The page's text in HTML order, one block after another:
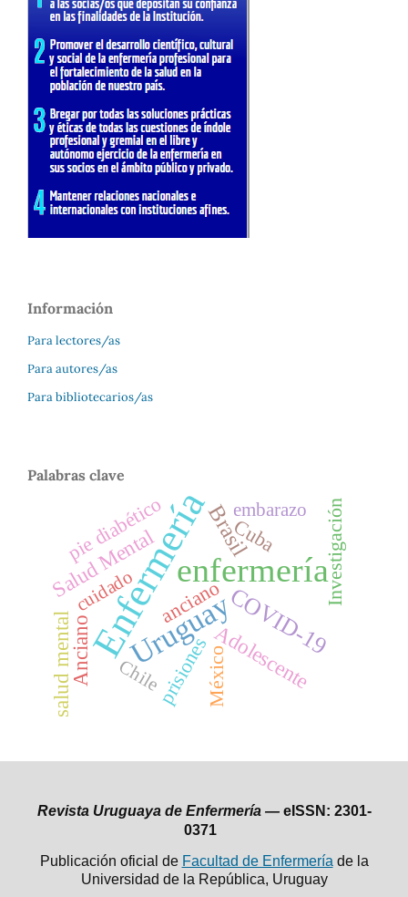
Información
Para lectores/as
Para autores/as
Para bibliotecarios/as
Palabras clave
Enfermeríaenfermería
UruguayCOVID-19
Brasil
Adolescente
Anciano
Salud Mental
salud mental
pie diabético Investigación
prisionesMéxico
Cuba
anciano
Chile
cuidado
embarazo
Revista Uruguaya de Enfermería — eISSN: 2301-
0371
Publicación oficial de Facultad de Enfermería de la
Universidad de la República, Uruguay